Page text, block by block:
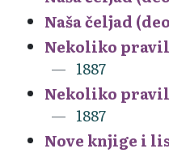
Naša čeljad
Nekoliko
1887
Nekoliko
1887
Nove knjige i